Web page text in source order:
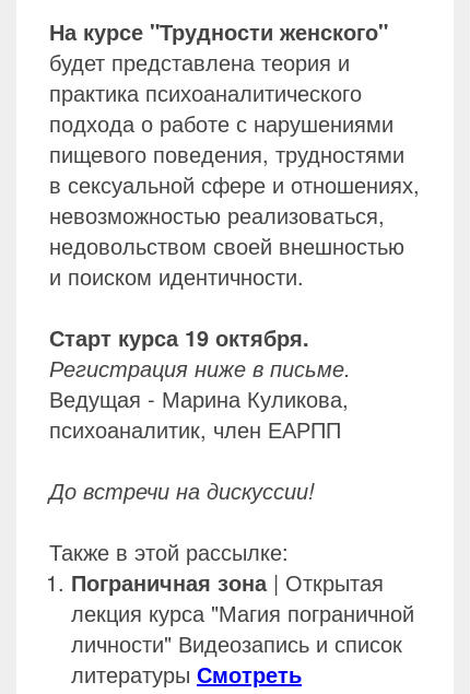
На курсе "Трудности женского"
будет представлена теория и
практика психоаналитического
подхода о работе с нарушениями
пищевого поведения, трудностями
в сексуальной сфере и отношениях,
невозможностью реализоваться,
недовольством своей внешностью
и поиском идентичности.
Старт курса 19 октября.
Регистрация ниже в письме.
Ведущая - Марина Куликова,
психоаналитик, член ЕАРПП
До встречи на дискуссии!
Также в этой рассылке:
Пограничная зона | Открытая
лекция курса "Магия пограничной
личности" Видеозапись и список
литературы Смотреть